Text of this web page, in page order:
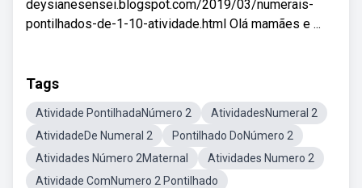
deysianesensei.blogspot.com/2019/03/numerais-
pontilhados-de-1-10-atividade.html Olá mamães e ...
Tags
Atividade PontilhadaNúmero 2
AtividadesNumeral 2
AtividadeDe Numeral 2
Pontilhado DoNúmero 2
Atividades Número 2Maternal
Atividades Numero 2
Atividade ComNumero 2 Pontilhado